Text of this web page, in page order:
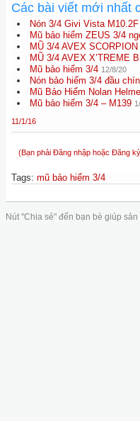
Các bài viết mới nhất
Nón 3/4 Givi Vista
Mũ bảo hiểm ZEUS 3/4
MŨ 3/4 AVEX
MŨ 3/4 AVEX X’TREME
Mũ bảo hiểm 3/4 12/8/20
Nón bảo hiểm 3/4 đầu
Mũ Bảo Hiểm Nolan
Mũ bảo hiểm 3/4 – M139
11/1/16
(Bạn phải Đăng nhập hoặc Đăng
Tags: mũ bảo hiểm 3/4
Nút "Chia sẻ" đến bạn bè giúp